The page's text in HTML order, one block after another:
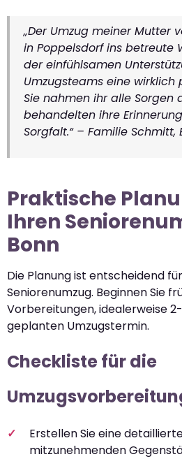
„Der Umzug meiner Mutter
in Poppelsdorf ins betreute
der einfühlsamen
Umzugsteams eine wirklich
Sie nahmen ihr alle Sorgen
behandelten ihre
Sorgfalt.“ – Familie Schmitt,
Praktische
Ihren
Bonn
Die Planung ist entscheidend
Seniorenumzug. Beginnen Sie
Vorbereitungen, idealerweise
geplanten Umzugstermin.
Checkliste für die
Erstellen Sie eine
mitzunehmenden